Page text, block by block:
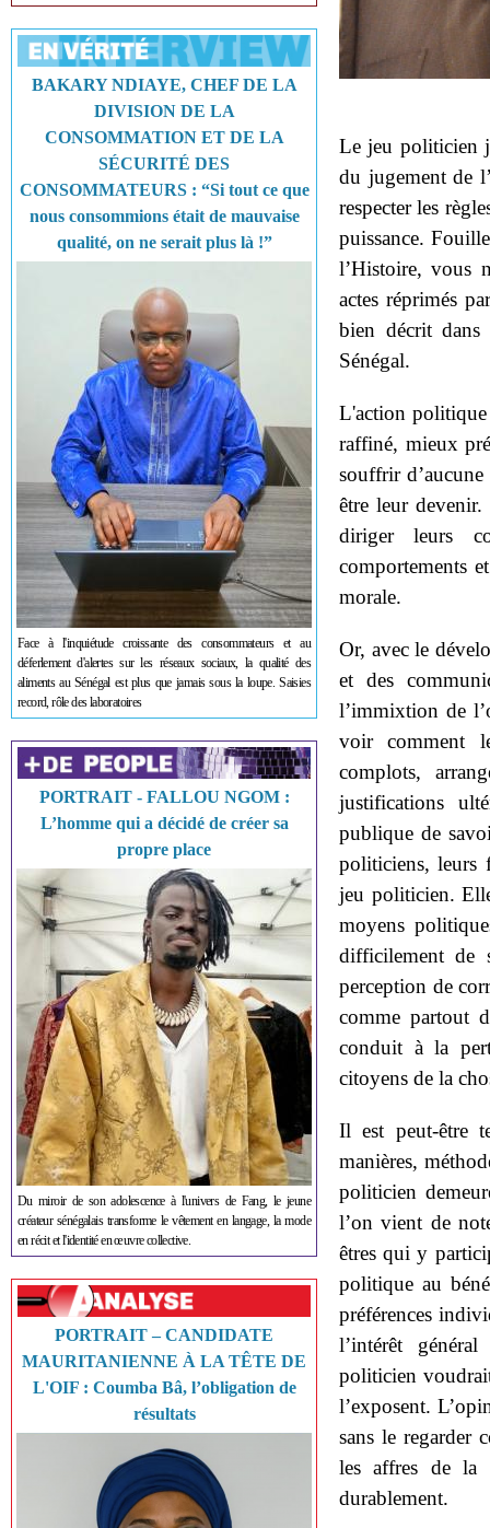
BAKARY NDIAYE, CHEF DE LA
DIVISION DE LA
CONSOMMATION ET DE LA
SÉCURITÉ DES
CONSOMMATEURS : “Si tout ce que
nous consommions était de mauvaise
qualité, on ne serait plus là !”
Face à l'inquiétude croissante des consommateurs et au
déferlement d'alertes sur les réseaux sociaux, la qualité des
aliments au Sénégal est plus que jamais sous la loupe. Saisies
record, rôle des laboratoires
PORTRAIT - FALLOU NGOM :
L’homme qui a décidé de créer sa
propre place
Du miroir de son adolescence à l'univers de Fang, le jeune
créateur sénégalais transforme le vêtement en langage, la mode
en récit et l'identité en œuvre collective.
PORTRAIT – CANDIDATE
MAURITANIENNE À LA TÊTE DE
L'OIF : Coumba Bâ, l’obligation de
résultats
Le jeu politicien
du jugement de
respecter les
puissance.
l’Histoire, vous
actes réprimés
bien décrit
Sénégal.
L'action politique
raffiné, mieux
souffrir
être leur
diriger leurs
comportements
morale.
Or, avec le
et des
l’immixtion de
voir comment
complots,
justifications
publique de
politiciens, leurs
jeu politicien.
moyens
difficilement de
perception de
comme partout
conduit à la
citoyens de la
Il est peut-être
manières,
politicien
l’on vient de
êtres qui y
politique au
préférences
l’intérêt
politicien
l’exposent.
sans le regarder
les affres de la
durablement.